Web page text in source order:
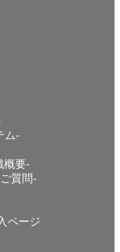
ム-
概要-
質問-
ページ